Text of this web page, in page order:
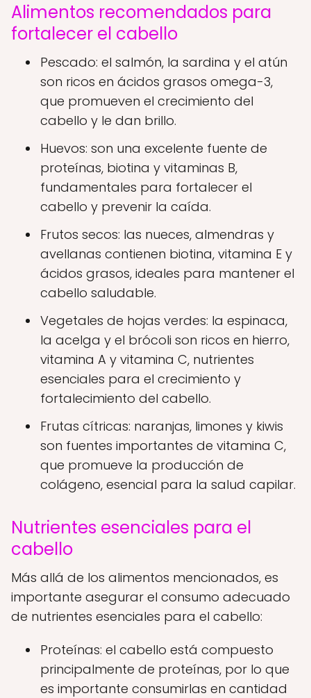
Alimentos recomendados para
fortalecer el cabello
Pescado: el salmón, la sardina y el atún
son ricos en ácidos grasos omega-3,
que promueven el crecimiento del
cabello y le dan brillo.
Huevos: son una excelente fuente de
proteínas, biotina y vitaminas B,
fundamentales para fortalecer el
cabello y prevenir la caída.
Frutos secos: las nueces, almendras y
avellanas contienen biotina, vitamina E y
ácidos grasos, ideales para mantener el
cabello saludable.
Vegetales de hojas verdes: la espinaca,
la acelga y el brócoli son ricos en hierro,
vitamina A y vitamina C, nutrientes
esenciales para el crecimiento y
fortalecimiento del cabello.
Frutas cítricas: naranjas, limones y kiwis
son fuentes importantes de vitamina C,
que promueve la producción de
colágeno, esencial para la salud capilar.
Nutrientes esenciales para el
cabello
Más allá de los alimentos mencionados, es
importante asegurar el consumo adecuado
de nutrientes esenciales para el cabello:
Proteínas: el cabello está compuesto
principalmente de proteínas, por lo que
es importante consumirlas en cantidad